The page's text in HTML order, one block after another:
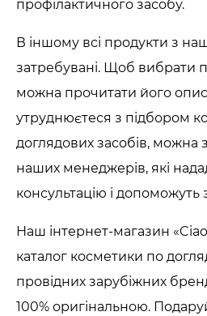
профілактичного засобу.
В іншому всі продукти з
затребувані. Щоб вибрати
можна прочитати його
утруднюєтеся з підбором
доглядових засобів, можна
наших менеджерів, які
консультацію і допоможуть
Наш інтернет-магазин
каталог косметики по
провідних зарубіжних
100% оригінальною.